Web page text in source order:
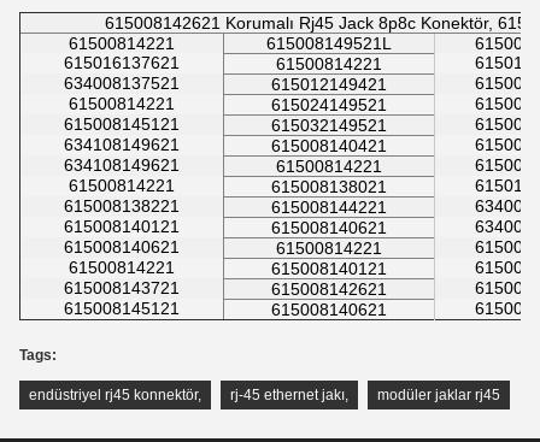
615008142621 Korumalı Rj45 Jack 8p8c Konektör,
61500814221
615008149521L
615016137621
61500814221
634008137521
615012149421
61500814221
615024149521
615008145121
615032149521
634108149621
615008140421
634108149621
61500814221
61500814221
615008138021
615008138221
615008144221
615008140121
615008140621
615008140621
61500814221
61500814221
615008140121
615008143721
615008142621
615008145121
615008140621
Tags:
endüstriyel rj45 konnektör, rj-45 ethernet jakı modüler jaklar rj45